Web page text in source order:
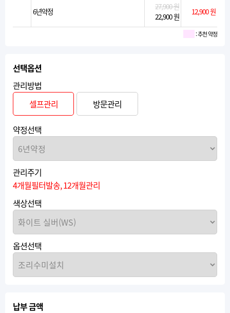
6년약정
27,900 원
22,900 원
12,900 원
: 추천 약정
선택옵션
관리방법
셀프관리
방문관리
약정선택
관리주기
4개월필터발송, 12개월관리
색상선택
옵션선택
납부 금액